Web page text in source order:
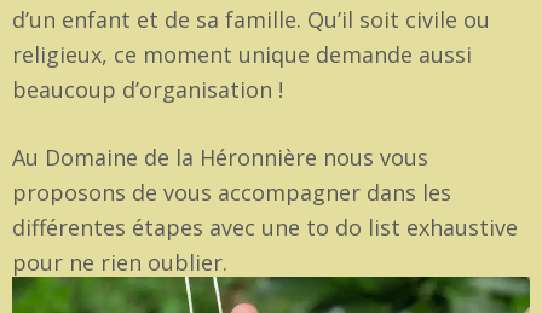
d’un enfant et de sa famille. Qu’il soit civile ou
religieux, ce moment unique demande aussi
beaucoup d’organisation !
Au Domaine de la Héronnière nous vous
proposons de vous accompagner dans les
différentes étapes avec une to do list exhaustive
pour ne rien oublier.